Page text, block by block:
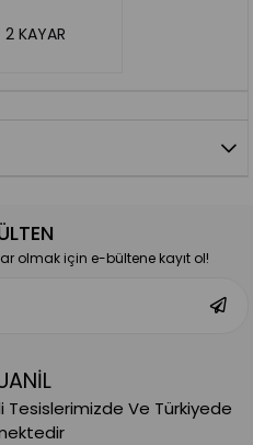
KAYAR
olmak için e-bültene kayıt ol!
Tesislerimizde Ve Türkiyede